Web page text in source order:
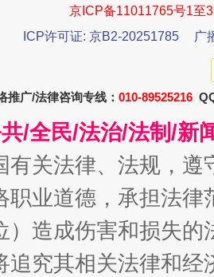
抗生素超标问题” 法
京ICP备11011765号1至
ICP许可证: 京B2-20251785
广
推广/法律咨询专线： 010-89525216
/全民/法治/法制/新
有关法律、法规，
职业道德，承担法
）造成伤害和损失
追究其相关法律和